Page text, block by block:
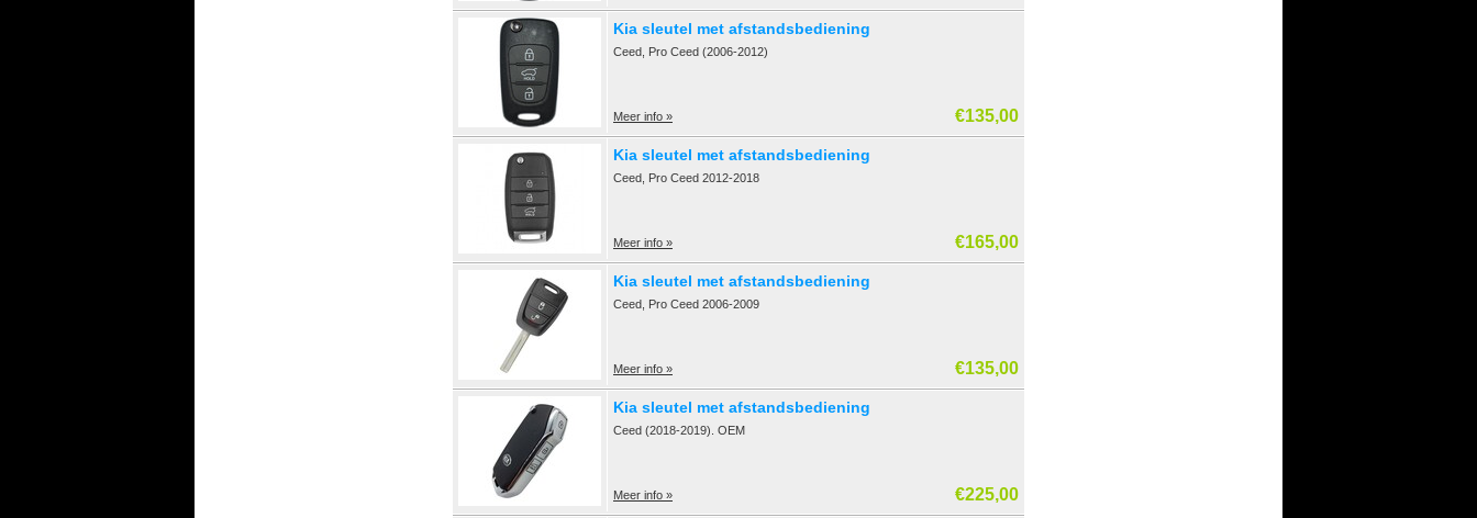
Kia sleutel met afstandsbediening
Ceed, Pro Ceed (2006-2012)
Meer info » €135,00
Kia sleutel met afstandsbediening
Ceed, Pro Ceed 2012-2018
Meer info » €165,00
Kia sleutel met afstandsbediening
Ceed, Pro Ceed 2006-2009
Meer info » €135,00
Kia sleutel met afstandsbediening
Ceed (2018-2019). OEM
Meer info » €225,00